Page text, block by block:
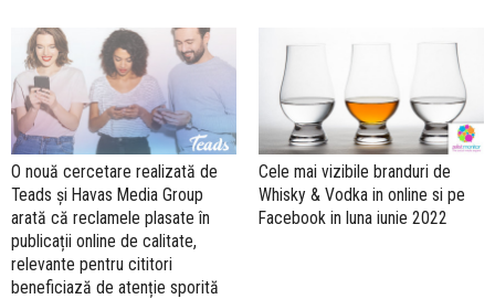
O nouă cercetare realizată de
Teads și Havas Media Group
arată că reclamele plasate în
publicații online de calitate,
relevante pentru cititori
beneficiază de atenție sporită
Cele mai vizibile branduri de
Whisky & Vodka in online si pe
Facebook in luna iunie 2022